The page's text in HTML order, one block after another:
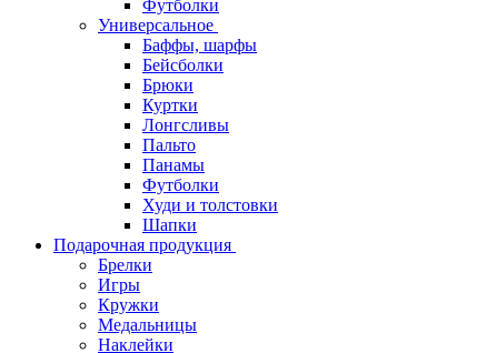
Футболки
Универсальное
Баффы, шарфы
Бейсболки
Брюки
Куртки
Лонгсливы
Пальто
Панамы
Футболки
Худи и толстовки
Шапки
Подарочная продукция
Брелки
Игры
Кружки
Медальницы
Наклейки